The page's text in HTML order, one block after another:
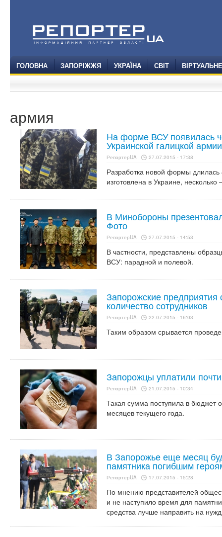
ГОЛОВНА ЗАПОРІЖЖЯ УКРАЇНА СВІТ
армия
На форме ВСУ появилась
Украинской галицкой армии
РепортерUA 27.07.2015 - 17:38
Разработка новой формы длилась
изготовлена ​​в Украине,
В Минобороны
Фото
РепортерUA 27.07.2015 - 14:53
В частности, представлены
ВСУ: парадной и полевой.
Запорожские
количество сотрудников
РепортерUA 22.07.2015 - 16:03
Таким образом срывается
Запорожцы уплатили
РепортерUA 21.07.2015 - 10:34
Такая сумма поступила в бюджет
месяцев текущего года.
В Запорожье еще месяц
памятника погибшим
РепортерUA 17.07.2015 - 15:28
По мнению представителей
и не наступило время для
средства лучше направить на